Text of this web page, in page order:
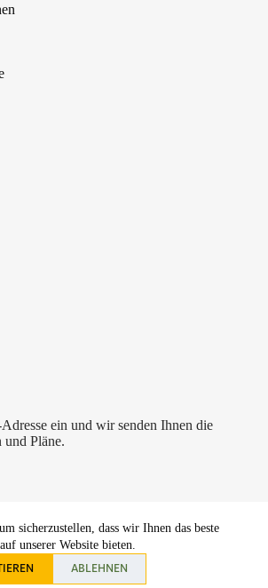
sicherzustellen, dass wir Ihnen das beste
unserer Website bieten.
ABLEHNEN
ein und wir senden Ihnen die
und Pläne.